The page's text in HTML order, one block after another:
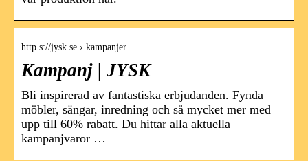
http s://jysk.se › kampanjer
Kampanj | JYSK
Bli inspirerad av fantastiska erbjudanden. Fynda
möbler, sängar, inredning och så mycket mer med
upp till 60% rabatt. Du hittar alla aktuella
kampanjvaror …